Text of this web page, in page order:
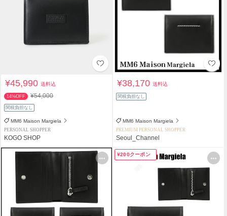
¥45,990送料込
14%OFF ¥54,000
関税負担なし
MM6 Maison Margiela
PERSONAL SHOPPER
KOGO SHOP
¥38,170送料込
関税負担なし
MM6 Maison Margiela
PREMIUM PERSONAL SHOPPER
Seoul_Channel
¥200クーポン